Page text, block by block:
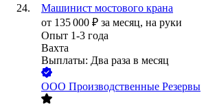
Машинист мостового крана
от 135 000 ₽ за месяц, на руки
Опыт 1-3 года
Вахта
Выплаты: Два раза в месяц
ООО Производственные Резервы